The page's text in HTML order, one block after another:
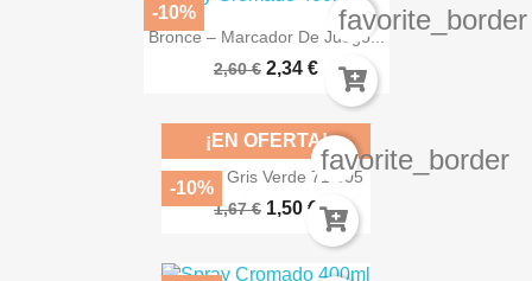
Bronce – Marcador De Juego...
2,60 € 2,34 €
-10% favorite_border
Interior Gris Verde 71.305
1,67 € 1,50 €
¡EN OFERTA!
-10%
favorite_border